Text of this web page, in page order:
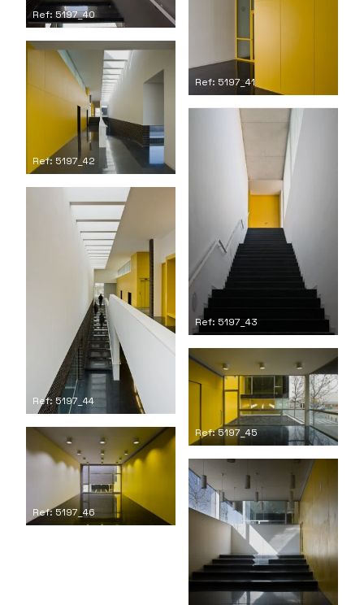
Ref: 5197_40
Ref: 5197_41
Ref: 5197_42
Ref: 5197_43
Ref: 5197_44
Ref: 5197_45
Ref: 5197_46